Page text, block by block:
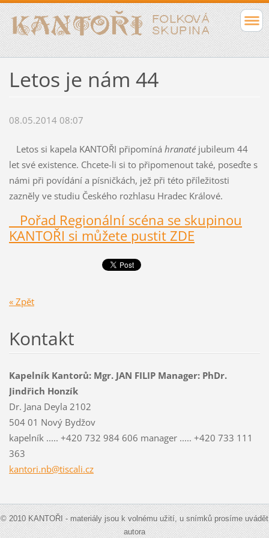
Letos je nám 44
08.05.2014 08:07
Letos si kapela KANTOŘI připomíná hranaté jubileum 44
let své existence. Chcete-li si to připomenout také, poseďte s
námi při povídání a písničkách, jež při této příležitosti
zazněly ve studiu Českého rozhlasu Hradec Králové.
Pořad Regionální scéna se skupinou
KANTOŘI si můžete pustit ZDE
« Zpět
Kontakt
Kapelník Kantorů: Mgr. JAN FILIP Manager: PhDr.
Jindřich Honzík
Dr. Jana Deyla 2102
504 01 Nový Bydžov
kapelník ..... +420 732 984 606 manager ..... +420 733 111
363
kantori.nb@tiscali.cz
© 2010 KANTOŘI - materiály jsou k volnému užití, u snímků prosíme uvádět
autora